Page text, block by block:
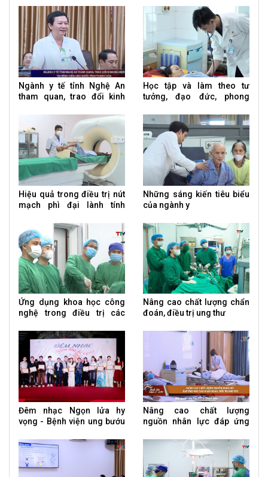
Ngành y tế tỉnh Nghệ An
tham quan, trao đổi kinh
bướu tỉnh Thanh Hóa
Học tập và làm theo tư
tưởng, đạo đức, phong
Hiệu quả trong điều trị nút
mạch phì đại lành tính
Những sáng kiến tiêu biểu
của ngành y
Ứng dụng khoa học công
nghệ trong điều trị các
Nâng cao chất lượng chẩn
đoán, điều trị ung thư
Đêm nhạc Ngọn lửa hy
vọng - Bệnh viện ung bướu
Nâng cao chất lượng
nguồn nhân lực đáp ứng
ung thư